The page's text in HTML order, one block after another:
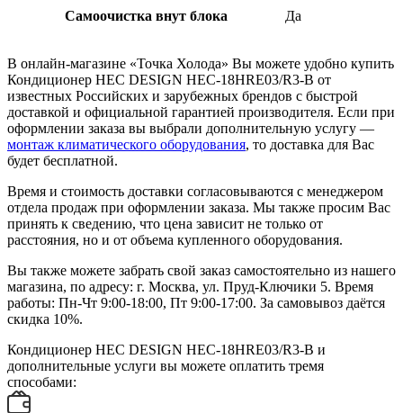
Самоочистка внут блока Да
В онлайн-магазине «Точка Холода» Вы можете удобно купить
Кондиционер HEC DESIGN HEC-18HRE03/R3-B от
известных Российских и зарубежных брендов с быстрой
доставкой и официальной гарантией производителя. Если при
оформлении заказа вы выбрали дополнительную услугу —
монтаж климатического оборудования, то доставка для Вас
будет бесплатной.
Время и стоимость доставки согласовываются с менеджером
отдела продаж при оформлении заказа. Мы также просим Вас
принять к сведению, что цена зависит не только от
расстояния, но и от объема купленного оборудования.
Вы также можете забрать свой заказ самостоятельно из нашего
магазина, по адресу: г. Москва, ул. Пруд-Ключики 5. Время
работы: Пн-Чт 9:00-18:00, Пт 9:00-17:00. За самовывоз даётся
скидка 10%.
Кондиционер HEC DESIGN HEC-18HRE03/R3-B и
дополнительные услуги вы можете оплатить тремя
способами: